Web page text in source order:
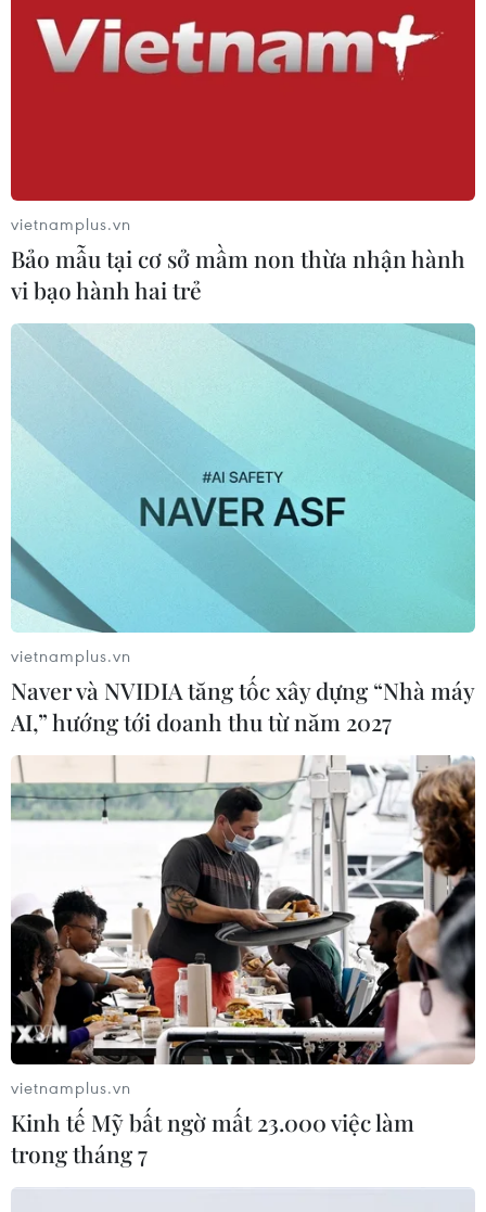
vietnamplus.vn
Bảo mẫu tại cơ sở mầm non thừa nhận hành
vi bạo hành hai trẻ
vietnamplus.vn
Naver và NVIDIA tăng tốc xây dựng “Nhà máy
AI,” hướng tới doanh thu từ năm 2027
vietnamplus.vn
Kinh tế Mỹ bất ngờ mất 23.000 việc làm
trong tháng 7